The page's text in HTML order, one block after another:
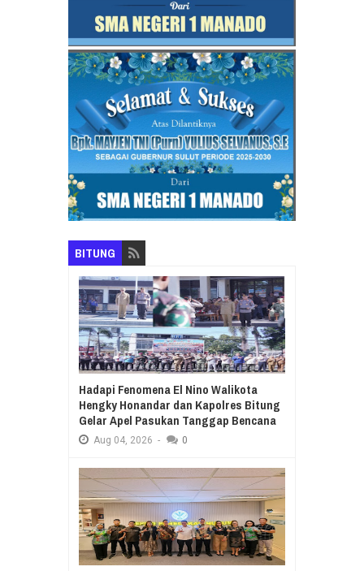
BITUNG
Hadapi Fenomena El Nino Walikota
Hengky Honandar dan Kapolres Bitung
Gelar Apel Pasukan Tanggap Bencana
Aug 04, 2026 - 0